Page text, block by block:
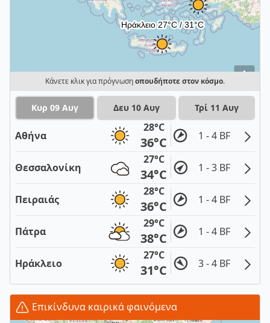
i
Κάνετε κλικ για πρόγνωσηοπουδήποτε στον κόσμο.
Κυρ 09 Αυγ Δευ 10 Αυγ Τρί 11 Αυγ
Αθήνα
28°C
36°C 1 - 4 BF
Θεσσαλονίκη
27°C
34°C 1 - 3 BF
Πειραιάς
28°C
36°C 1 - 4 BF
Πάτρα
29°C
38°C 1 - 4 BF
Ηράκλειο
27°C
31°C 3 - 4 BF
Επικίνδυνα καιρικά φαινόμενα